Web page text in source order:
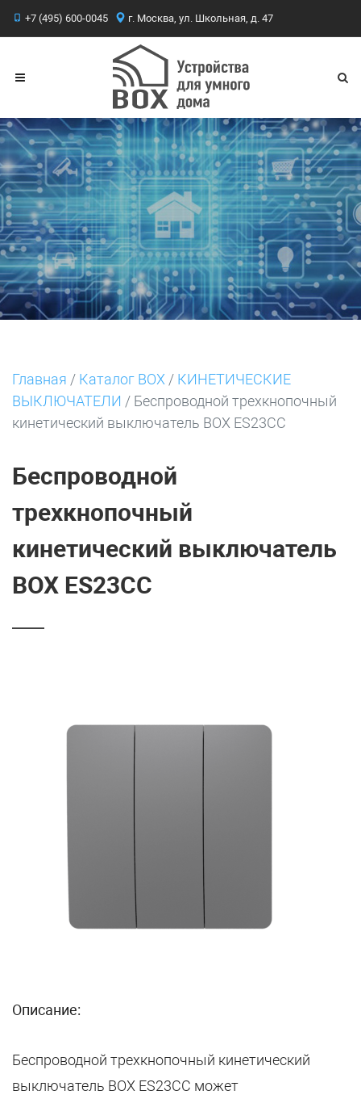
+7 (495) 600-0045 г. Москва, ул. Школьная, д. 47
Главная / Каталог BOX / КИНЕТИЧЕСКИЕ
ВЫКЛЮЧАТЕЛИ / Беспроводной трехкнопочный
кинетический выключатель BOX ES23CC
Беспроводной
трехкнопочный
кинетический выключатель
BOX ES23CC
Описание:
Беспроводной трехкнопочный кинетический
выключатель BOX ES23CC может